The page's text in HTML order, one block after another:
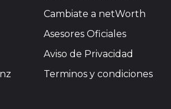
Cambiate a netWorth
Asesores Oficiales
Aviso de Privacidad
Terminos y condiciones